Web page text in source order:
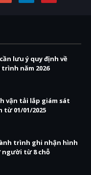
lưu ý quy định về
năm 2026
vận tải lắp giám sát
01/01/2025
trình ghi nhận hình
người từ 8 chỗ